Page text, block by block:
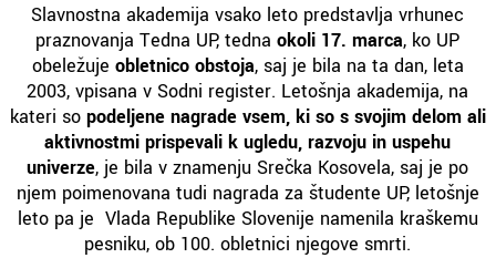
Slavnostna akademija vsako leto predstavlja vrhunec
praznovanja Tedna UP, tednaokoli 17. marca, ko UP
obeležuje obletnico obstoja, saj je bila na ta dan, leta
2003, vpisana v Sodni register. Letošnja akademija, na
kateri so podeljene nagrade vsem, ki so s svojim delom ali
aktivnostmi prispevali k ugledu, razvoju in uspehu
univerze, je bila v znamenju Srečka Kosovela, saj je po
njem poimenovana tudi nagrada za študente UP, letošnje
leto pa je Vlada Republike Slovenije namenila kraškemu
pesniku, ob 100. obletnici njegove smrti.